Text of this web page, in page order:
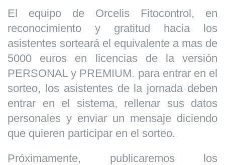
El equipo de Orcelis Fitocontrol, en
reconocimiento y gratitud hacia los
asistentes sorteará el equivalente a mas de
5000 euros en licencias de la versión
PERSONAL y PREMIUM. para entrar en el
sorteo, los asistentes de la jornada deben
entrar en el sistema, rellenar sus datos
personales y enviar un mensaje diciendo
que quieren participar en el sorteo.
Próximamente, publicaremos los